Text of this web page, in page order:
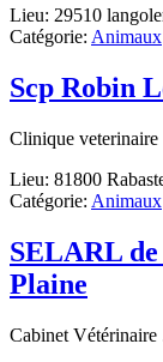
ar
marchosi
Lieu: 29510
Catégorie: Animaux
Scp Robin
Clinique veterinaire
Lieu: 81800
Catégorie: Animaux
SELARL
Plaine
Cabinet Vétérinaire